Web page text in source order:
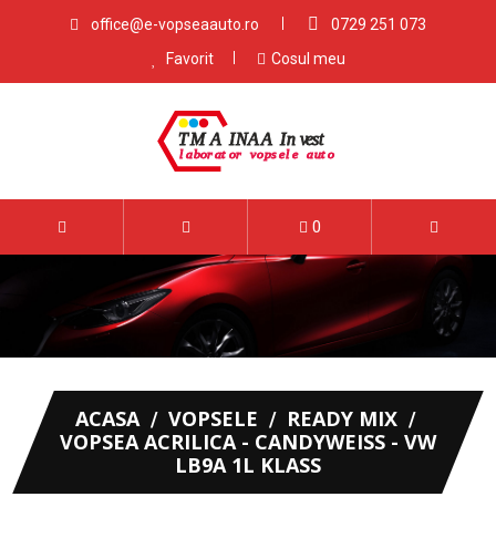
office@e-vopseaauto.ro
0729 251 073
Favorit
Cosul meu
0
ACASA VOPSELE
READY MIX
VOPSEA ACRILICA - CANDYWEISS - VW
LB9A 1L KLASS